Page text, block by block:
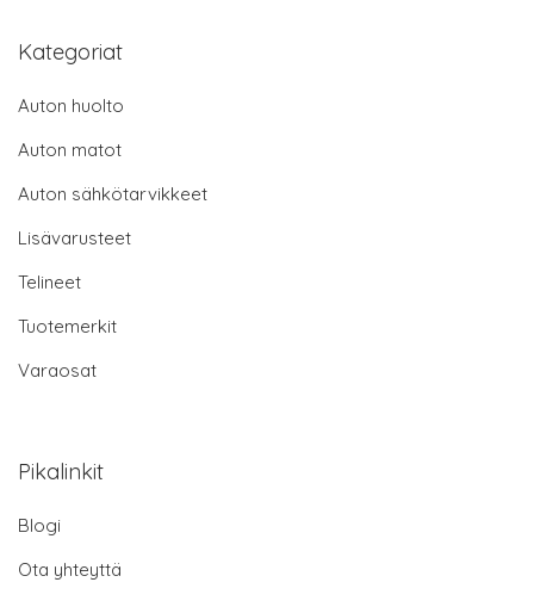
Kategoriat
Auton huolto
Auton matot
Auton sähkötarvikkeet
Lisävarusteet
Telineet
Tuotemerkit
Varaosat
Pikalinkit
Blogi
Ota yhteyttä